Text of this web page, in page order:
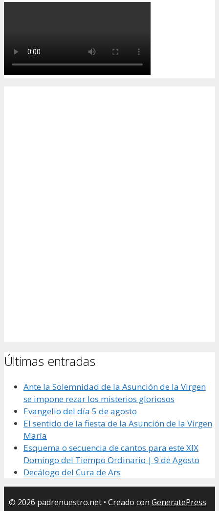
Últimas entradas
Ante la Solemnidad de la Asunción de la Virgen
se impone rezar los misterios gloriosos
Evangelio del día 5 de agosto
El sentido de la fiesta de la Asunción de la Virgen
María
Esquema o secuencia de cantos para este XIX
Domingo del Tiempo Ordinario | 9 de Agosto
Decálogo del Cura de Ars
© 2026 padrenuestro.net • Creado con GeneratePress